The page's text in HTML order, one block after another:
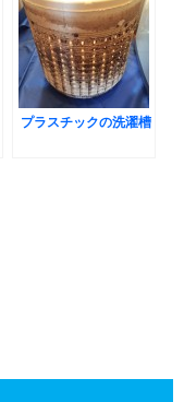
プラスチックの洗濯槽